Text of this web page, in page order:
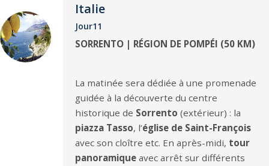
Italie
Jour11
SORRENTO | RÉGION DE POMPÉI (50 KM)
La matinée sera dédiée à une promenade
guidée à la découverte du centre
historique de Sorrento (extérieur) : la
piazza Tasso, l’église de Saint-François
avec son cloître etc. En après-midi, tour
panoramique avec arrêt sur différents